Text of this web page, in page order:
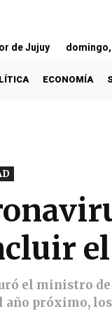
de Jujuy
ECONOMÍA
el ministro
año próximo,